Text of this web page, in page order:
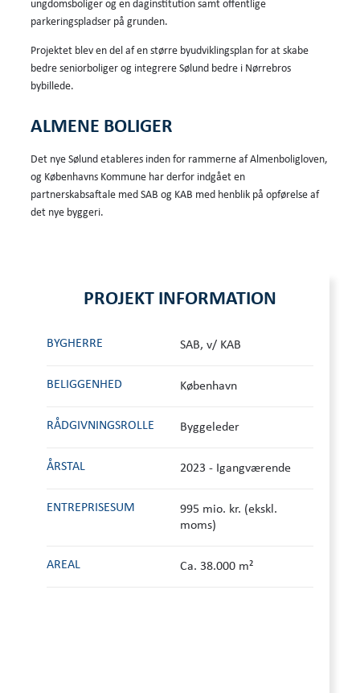
ungdomsboliger og en daginstitution samt offentlige
parkeringspladser på grunden.
Projektet blev en del af en større byudviklingsplan for at skabe
bedre seniorboliger og integrere Sølund bedre i Nørrebros
bybillede.
ALMENE BOLIGER
Det nye Sølund etableres inden for rammerne af Almenboligloven,
og Københavns Kommune har derfor indgået en
partnerskabsaftale med SAB og KAB med henblik på opførelse af
det nye byggeri.
PROJEKT INFORMATION
BYGHERRE SAB, v/ KAB
BELIGGENHED København
RÅDGIVNINGS­ROLLE Byggeleder
ÅRSTAL 2023 - Igangværende
ENTREPRISESUM
995 mio. kr. (ekskl.
moms)
AREAL Ca. 38.000 m²